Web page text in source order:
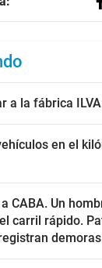
a la fábrica
en el
CABA. Un
carril rápido.